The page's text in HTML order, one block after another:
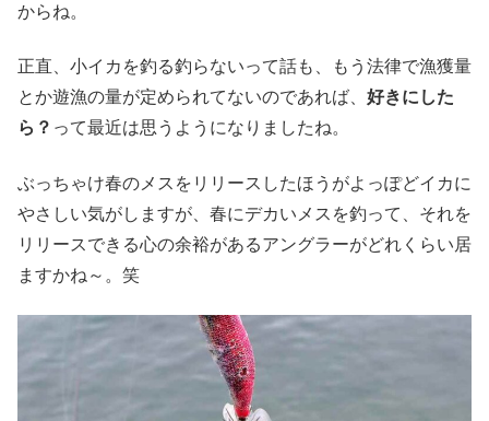
からね。
正直、小イカを釣る釣らないって話も、もう法律で漁獲量
とか遊漁の量が定められてないのであれば、 好きにした
ら？ って最近は思うようになりましたね。
ぶっちゃけ春のメスをリリースしたほうがよっぽどイカに
やさしい気がしますが、春にデカいメスを釣って、それを
リリースできる心の余裕があるアングラーがどれくらい居
ますかね～。笑